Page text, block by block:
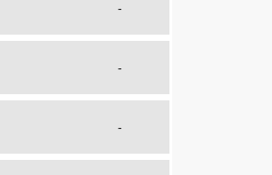
-
-
-